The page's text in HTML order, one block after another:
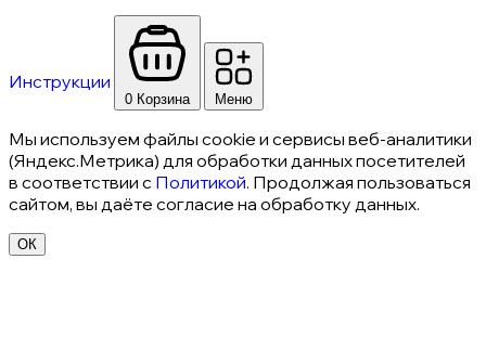
Инструкции
0 Корзина Меню
Мы используем файлы cookie и сервисы веб-аналитики
(Яндекс.Метрика) для обработки данных посетителей
в соответствии с Политикой. Продолжая пользоваться
сайтом, вы даёте согласие на обработку данных.
ОК